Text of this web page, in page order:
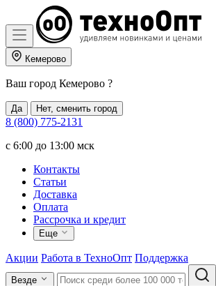
Кемерово
Ваш город Кемерово ?
Да Нет, сменить город
8 (800) 775-2131
c 6:00 до 13:00 мск
Контакты
Статьи
Доставка
Оплата
Рассрочка и кредит
Еще
Акции Работа в ТехноОпт Поддержка
Везде